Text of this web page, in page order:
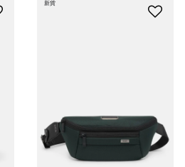
新貨